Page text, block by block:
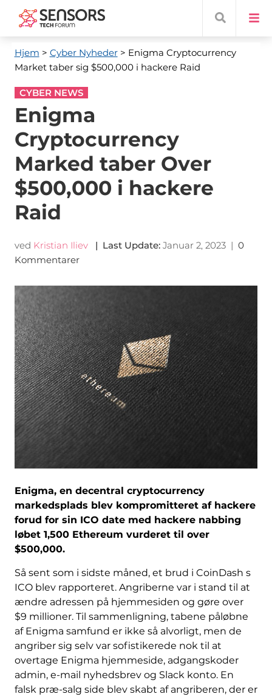
Hjem > Cyber ​​Nyheder> Enigma Cryptocurrency
Market taber sig $500,000 i hackere Raid
CYBER NEWS
Enigma
Cryptocurrency
Marked taber Over
$500,000 i hackere
Raid
ved Kristian Iliev | Last Update: Januar 2, 2023| 0
Kommentarer
Enigma, en decentral cryptocurrency
markedsplads blev kompromitteret af hackere
forud for sin ICO date med hackere nabbing
løbet 1,500 Ethereum vurderet til over
$500,000.
Så sent som i sidste måned, et brud i CoinDash s
ICO blev rapporteret. Angriberne var i stand til at
ændre adressen på hjemmesiden og gøre over
$9 millioner. Til sammenligning, tabene påløbne
af Enigma samfund er ikke så alvorligt, men de
angriber sig selv var sofistikerede nok til at
overtage Enigma hjemmeside, adgangskoder
admin, e-mail nyhedsbrev og Slack konto. En
falsk præ-salg side blev skabt af angriberen, der er